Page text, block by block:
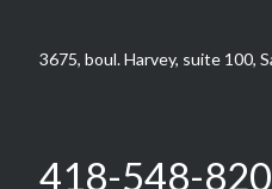
3675, boul. Harvey, suite 100,
418-548-